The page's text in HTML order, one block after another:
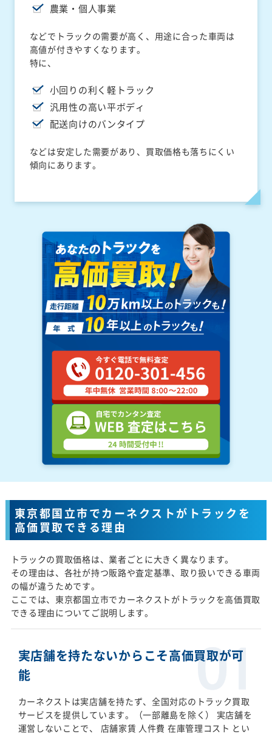
農業・個人事業
などでトラックの需要が高く、用途に合った車両は
高値が付きやすくなります。
特に、
小回りの利く軽トラック
汎用性の高い平ボディ
配送向けのバンタイプ
などは安定した需要があり、買取価格も落ちにくい
傾向にあります。
東京都国立市でカーネクストがトラックを
高価買取できる理由
トラックの買取価格は、業者ごとに大きく異なります。
その理由は、各社が持つ販路や査定基準、取り扱いできる車両
の幅が違うためです。
ここでは、東京都国立市でカーネクストがトラックを高価買取
できる理由についてご説明します。
実店舗を持たないからこそ高価買取が可
能
カーネクストは実店舗を持たず、全国対応のトラック買取
サービスを提供しています。（一部離島を除く） 実店舗を
運営しないことで、 店舗家賃 人件費 在庫管理コスト とい